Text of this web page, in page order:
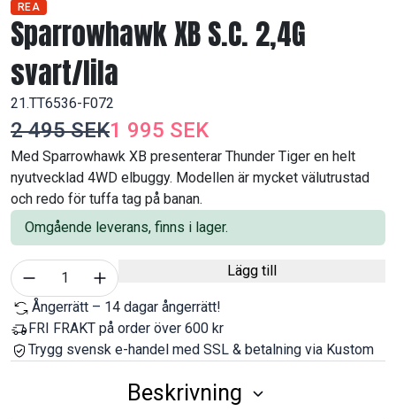
REA
Sparrowhawk XB S.C. 2,4G
svart/lila
21.TT6536-F072
2 495 SEK1 995 SEK
Med Sparrowhawk XB presenterar Thunder Tiger en helt
nyutvecklad 4WD elbuggy. Modellen är mycket välutrustad
och redo för tuffa tag på banan.
Omgående leverans, finns i lager.
Välj antal
1 Lägg till
Ångerrätt – 14 dagar ångerrätt!
FRI FRAKT på order över 600 kr
Trygg svensk e-handel med SSL & betalning via Kustom
Beskrivning